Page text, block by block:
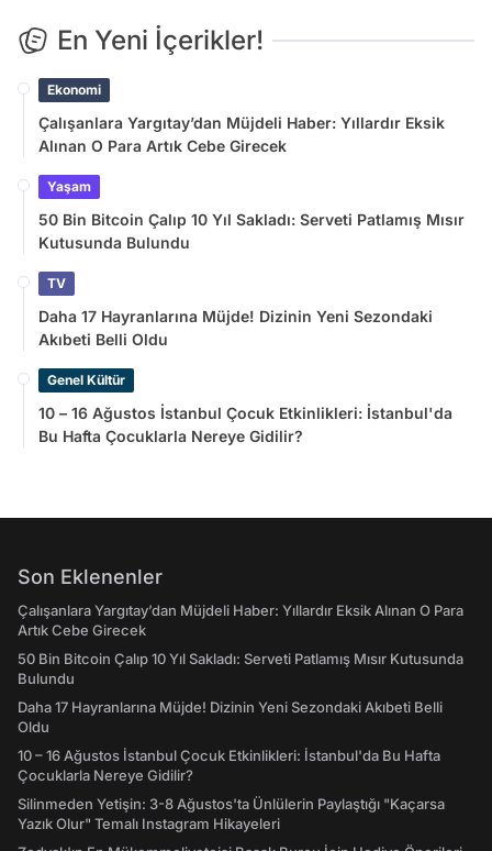
En Yeni İçerikler!
Ekonomi
Çalışanlara Yargıtay’dan Müjdeli Haber: Yıllardır Eksik
Alınan O Para Artık Cebe Girecek
Yaşam
50 Bin Bitcoin Çalıp 10 Yıl Sakladı: Serveti Patlamış Mısır
Kutusunda Bulundu
TV
Daha 17 Hayranlarına Müjde! Dizinin Yeni Sezondaki
Akıbeti Belli Oldu
Genel Kültür
10 – 16 Ağustos İstanbul Çocuk Etkinlikleri: İstanbul'da
Bu Hafta Çocuklarla Nereye Gidilir?
Son Eklenenler
Çalışanlara Yargıtay’dan Müjdeli Haber: Yıllardır Eksik Alınan O Para
Artık Cebe Girecek
50 Bin Bitcoin Çalıp 10 Yıl Sakladı: Serveti Patlamış Mısır Kutusunda
Bulundu
Daha 17 Hayranlarına Müjde! Dizinin Yeni Sezondaki Akıbeti Belli
Oldu
10 – 16 Ağustos İstanbul Çocuk Etkinlikleri: İstanbul'da Bu Hafta
Çocuklarla Nereye Gidilir?
Silinmeden Yetişin: 3-8 Ağustos'ta Ünlülerin Paylaştığı "Kaçarsa
Yazık Olur" Temalı Instagram Hikayeleri